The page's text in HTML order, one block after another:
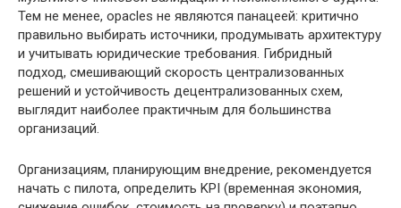
Тем не менее, орacles не являются панацеей: критично
правильно выбирать источники, продумывать архитектуру
и учитывать юридические требования. Гибридный
подход, смешивающий скорость централизованных
решений и устойчивость децентрализованных схем,
выглядит наиболее практичным для большинства
организаций.
Организациям, планирующим внедрение, рекомендуется
начать с пилота, определить KPI (временная экономия,